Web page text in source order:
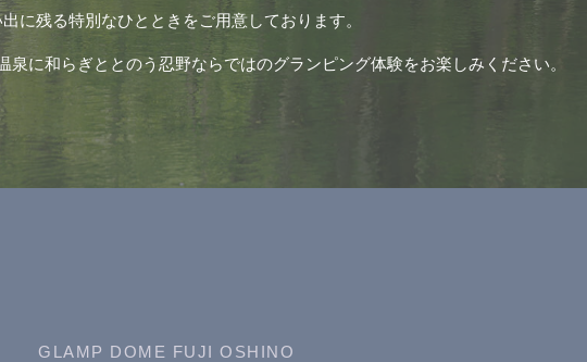
出に残る特別なひとときをご用意しております。
泉に和らぎととのう忍野ならではのグランピング体験をお楽しみください。
GLAMP DOME FUJI OSHINO